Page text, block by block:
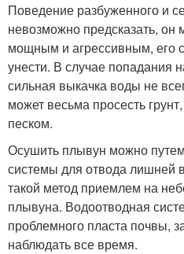
Поведение разбуженного и
невозможно предсказать,
мощным и агрессивным, его
унести. В случае
сильная выкачка воды не
может весьма просесть
песком.
Осушить плывун можно
системы для отвода лишней
такой метод приемлем на
плывуна. Водоотводная
проблемного пласта почвы,
наблюдать все время.